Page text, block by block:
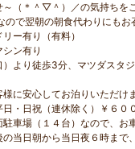
（＊＾▽＾）／の気持ちを
ので翌朝の朝食代わりにも
ー有り（有料）
ン有り
より徒歩3分、マツダスタ
に安心してお泊りいただけ
・日祝（連休除く）￥６０
車場（１４台）なので、お
当日朝から当日夜６時まで